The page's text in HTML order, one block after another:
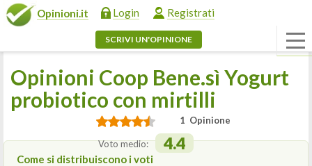
Opinioni.it Login Registrati
SCRIVI UN'OPINIONE
Opinioni Coop Bene.sì Yogurt
probiotico con mirtilli
1 Opinione
Voto medio: 4.4
Come si distribuiscono i voti